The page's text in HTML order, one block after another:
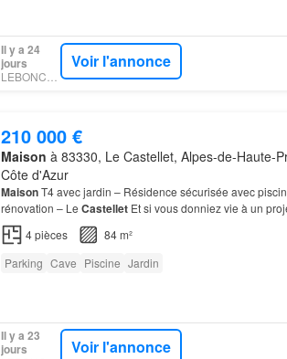
Il y a 24
jours
Voir l'annonce
210 000 €
Maison à 83330, Le Castellet, Alpes-de-Haute-
Côte d'Azur
MaisonT4 avec jardin – Résidence sécurisée avec
rénovation – Le CastelletEt si vous donniez vie à un
d'une résidence sécurisée avec piscine, découvrez cette
4pièces
84 m²
Parking Cave Piscine Jardin
Il y a 23
jours
Voir l'annonce